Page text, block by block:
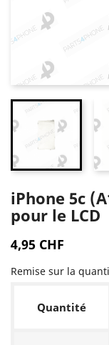
iPhone 5c
pour le LCD
4,95 CHF
Remise sur la
Quantité